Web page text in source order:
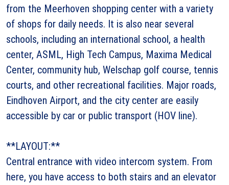
from the Meerhoven shopping center with a variety
of shops for daily needs. It is also near several
schools, including an international school, a health
center, ASML, High Tech Campus, Maxima Medical
Center, community hub, Welschap golf course, tennis
courts, and other recreational facilities. Major roads,
Eindhoven Airport, and the city center are easily
accessible by car or public transport (HOV line).
**LAYOUT:**
Central entrance with video intercom system. From
here, you have access to both stairs and an elevator